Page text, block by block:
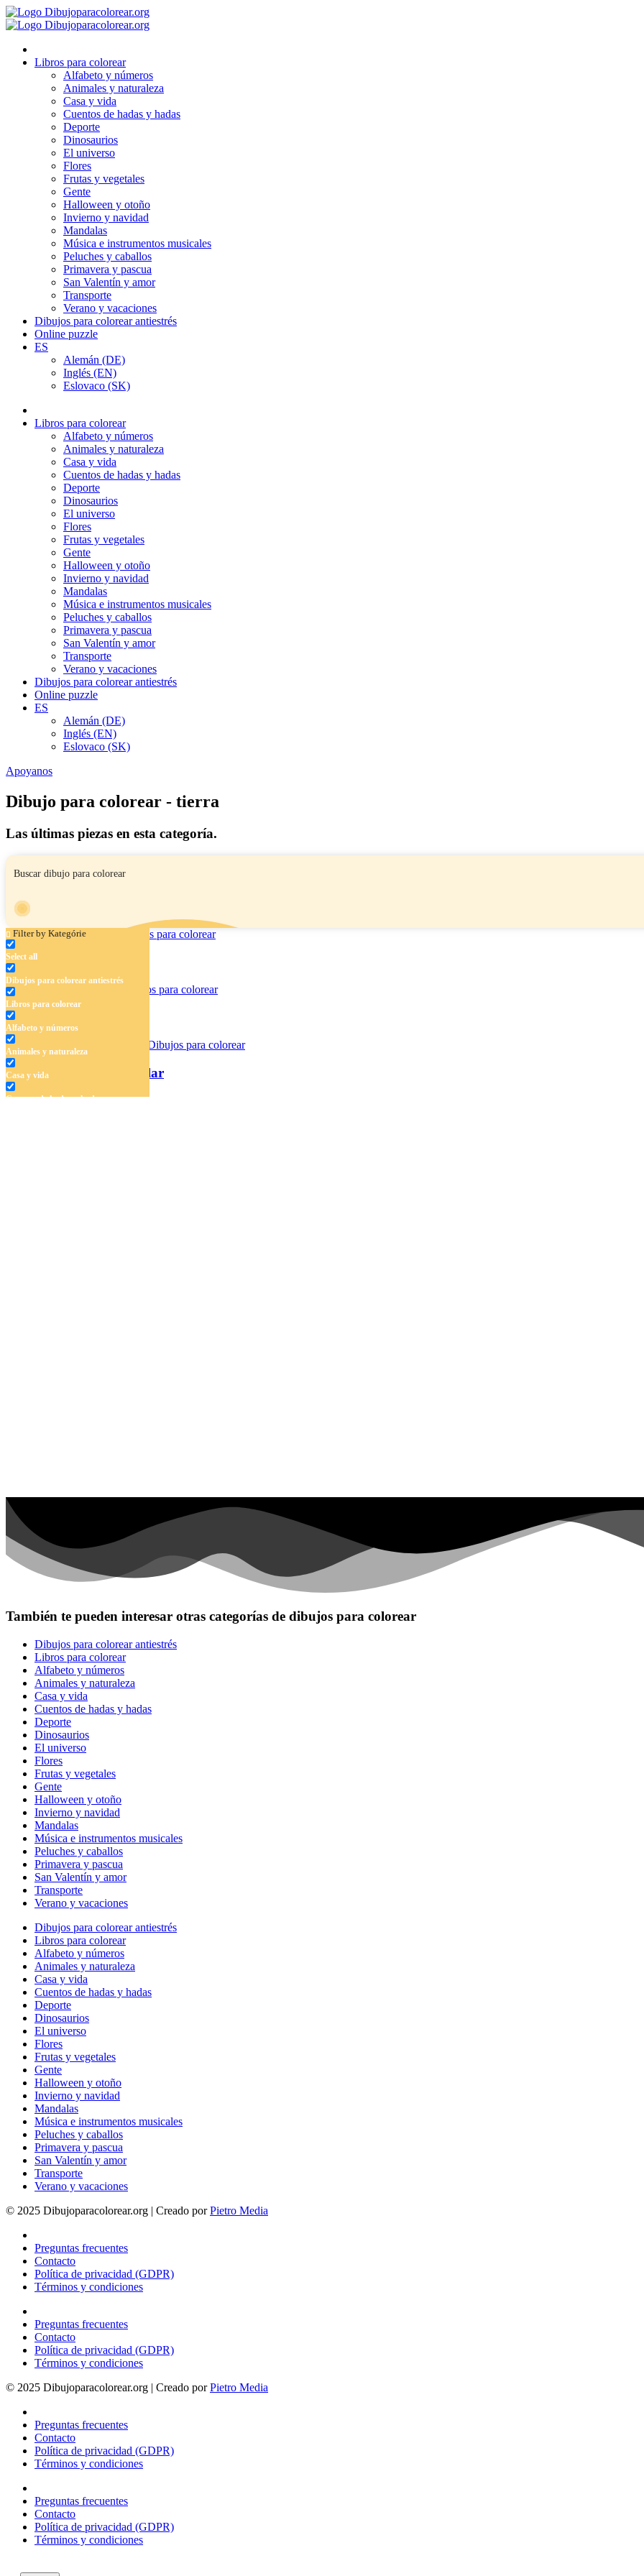
Ir
al
Libros para colorear
Alfabeto y números
Animales y naturaleza
Casa y vida
Cuentos de hadas y hadas
Deporte
Dinosaurios
El universo
Flores
Frutas y vegetales
Gente
Halloween y otoño
Invierno y navidad
Mandalas
Música e instrumentos musicales
Peluches y caballos
Primavera y pascua
San Valentín y amor
Transporte
Verano y vacaciones
Dibujos para colorear antiestrés
Online puzzle
ES
Alemán (DE)
Inglés (EN)
Eslovaco (SK)
Libros para colorear
Alfabeto y números
Animales y naturaleza
Casa y vida
Cuentos de hadas y hadas
Deporte
Dinosaurios
El universo
Flores
Frutas y vegetales
Gente
Halloween y otoño
Invierno y navidad
Mandalas
Música e instrumentos musicales
Peluches y caballos
Primavera y pascua
San Valentín y amor
Transporte
Verano y vacaciones
Dibujos para colorear antiestrés
Online puzzle
ES
Alemán (DE)
Inglés (EN)
Eslovaco (SK)
Apoyanos
Dibujo para colorear - tierra
Las últimas piezas en esta categoría.
Filter by Kategórie
Select all
Dibujos para colorear antiestrés
Libros para colorear
Alfabeto y números
Animales y naturaleza
Casa y vida
Cuentos de hadas y hadas
Nezaradené
Sin categorizar
Juguete del universo
Extraterrestre y tierra
Planetas en el sistema solar
También te pueden interesar otras categorías de dibujos para colorear
Dibujos para colorear antiestrés
Libros para colorear
Alfabeto y números
Animales y naturaleza
Casa y vida
Cuentos de hadas y hadas
Deporte
Dinosaurios
El universo
Flores
Frutas y vegetales
Gente
Halloween y otoño
Invierno y navidad
Mandalas
Música e instrumentos musicales
Peluches y caballos
Primavera y pascua
San Valentín y amor
Transporte
Verano y vacaciones
Dibujos para colorear antiestrés
Libros para colorear
Alfabeto y números
Animales y naturaleza
Casa y vida
Cuentos de hadas y hadas
Deporte
Dinosaurios
El universo
Flores
Frutas y vegetales
Gente
Halloween y otoño
Invierno y navidad
Mandalas
Música e instrumentos musicales
Peluches y caballos
Primavera y pascua
San Valentín y amor
Transporte
Verano y vacaciones
© 2025 Dibujoparacolorear.org | Creado porPietro Media
Preguntas frecuentes
Contacto
Política de privacidad (GDPR)
Términos y condiciones
Preguntas frecuentes
Contacto
Política de privacidad (GDPR)
Términos y condiciones
© 2025 Dibujoparacolorear.org | Creado porPietro Media
Preguntas frecuentes
Contacto
Política de privacidad (GDPR)
Términos y condiciones
Preguntas frecuentes
Contacto
Política de privacidad (GDPR)
Términos y condiciones